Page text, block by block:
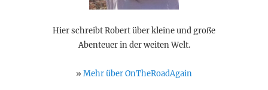
Hier schreibt Robert über kleine und große
Abenteuer in der weiten Welt.
» Mehr über OnTheRoadAgain